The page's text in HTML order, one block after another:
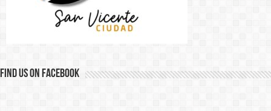
Find us on Facebook